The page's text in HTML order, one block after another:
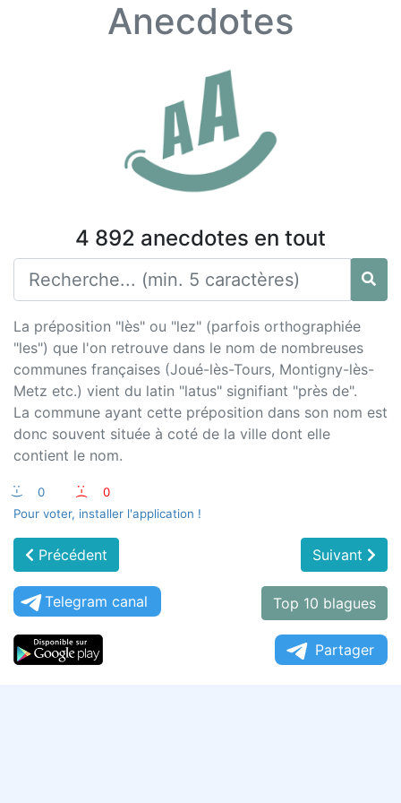
Anecdotes
4 892 anecdotes en tout
La préposition "lès" ou "lez" (parfois orthographiée
"les") que l'on retrouve dans le nom de nombreuses
communes françaises (Joué-lès-Tours, Montigny-lès-
Metz etc.) vient du latin "latus" signifiant "près de".
La commune ayant cette préposition dans son nom est
donc souvent située à coté de la ville dont elle
contient le nom.
:-) 0 :-(
0
Pour voter, installer l'application !
Précédent Suivant
Telegram canal Top 10 blagues
Partager